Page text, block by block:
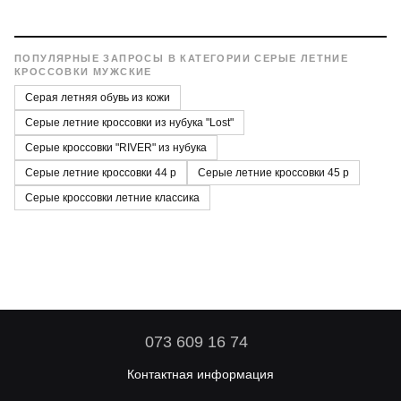
стоимость товара и базовый тариф доставки
перевозчика.
ПОПУЛЯРНЫЕ ЗАПРОСЫ В КАТЕГОРИИ СЕРЫЕ ЛЕТНИЕ
КРОССОВКИ МУЖСКИЕ
Серая летняя обувь из кожи
Серые летние кроссовки из нубука "Lost"
Серые кроссовки "RIVER" из нубука
Серые летние кроссовки 44 р
Серые летние кроссовки 45 р
Серые кроссовки летние классика
073 609 16 74
Контактная информация